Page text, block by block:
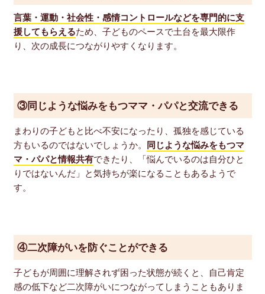
言葉・運動・社会性・感情コントロールなどを専門的に支
援してもらえるため、子どものペースで土台を最大限作
り、次の成長につながりやすくなります。
③同じような悩みをもつママ・パパと交流できる
まわりの子どもと比べ不安になったり、孤独を感じている
方もいるのではないでしょうか。 同じような悩みをもつマ
マ・パパと情報共有できたり、「悩んでいるのは自分ひと
りではないんだ」と気持ちが楽になることもあるようで
す。
④二次障がいを防ぐことができる
子どもが周囲に理解されず困った状態が続くと、自己肯定
感の低下など二次障がいにつながってしまうこともありま